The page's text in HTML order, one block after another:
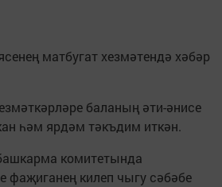
матбугат хезмәтендә хәбәр
баланың әти-әнисе
һәм ярдәм тәкъдим иткән.
комитетында
фаҗиганең килеп чыгу сәбәбе